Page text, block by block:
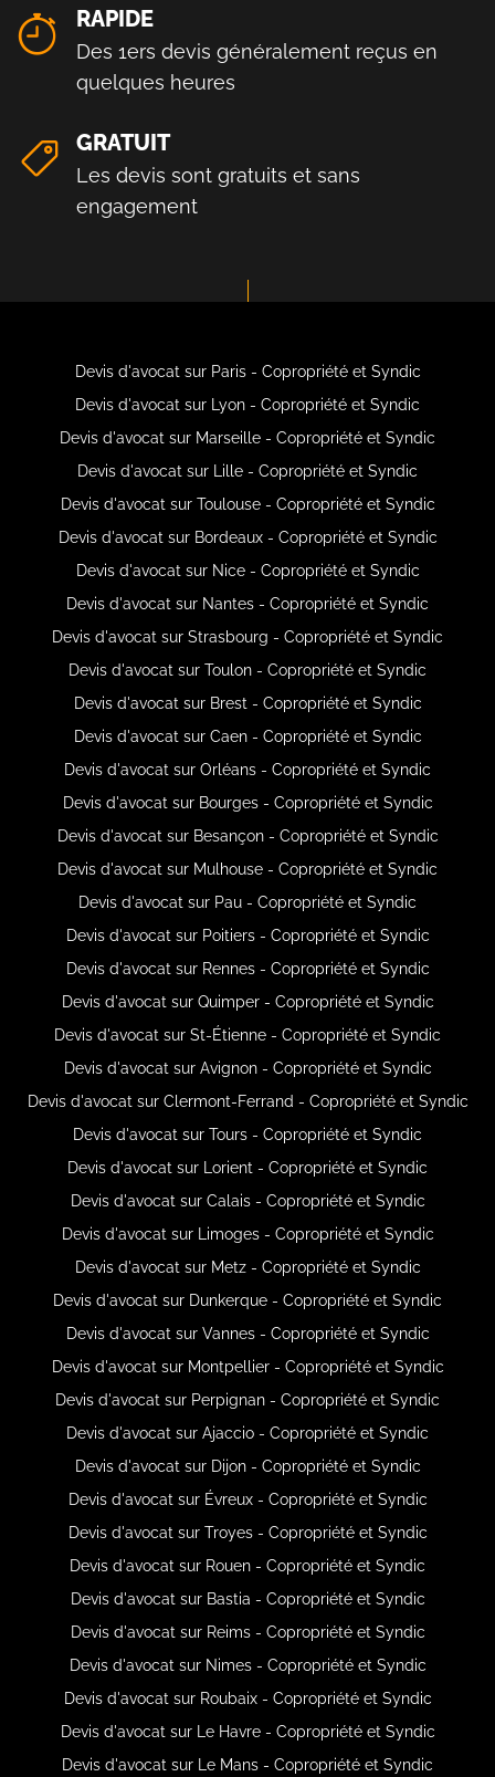
RAPIDE
Des 1ers devis généralement reçus en
quelques heures
GRATUIT
Les devis sont gratuits et sans
engagement
Devis d'avocat sur Paris - Copropriété et Syndic
Devis d'avocat sur Lyon - Copropriété et Syndic
Devis d'avocat sur Marseille - Copropriété et Syndic
Devis d'avocat sur Lille - Copropriété et Syndic
Devis d'avocat sur Toulouse - Copropriété et Syndic
Devis d'avocat sur Bordeaux - Copropriété et Syndic
Devis d'avocat sur Nice - Copropriété et Syndic
Devis d'avocat sur Nantes - Copropriété et Syndic
Devis d'avocat sur Strasbourg - Copropriété et Syndic
Devis d'avocat sur Toulon - Copropriété et Syndic
Devis d'avocat sur Brest - Copropriété et Syndic
Devis d'avocat sur Caen - Copropriété et Syndic
Devis d'avocat sur Orléans - Copropriété et Syndic
Devis d'avocat sur Bourges - Copropriété et Syndic
Devis d'avocat sur Besançon - Copropriété et Syndic
Devis d'avocat sur Mulhouse - Copropriété et Syndic
Devis d'avocat sur Pau - Copropriété et Syndic
Devis d'avocat sur Poitiers - Copropriété et Syndic
Devis d'avocat sur Rennes - Copropriété et Syndic
Devis d'avocat sur Quimper - Copropriété et Syndic
Devis d'avocat sur St-Étienne - Copropriété et Syndic
Devis d'avocat sur Avignon - Copropriété et Syndic
Devis d'avocat sur Clermont-Ferrand - Copropriété et Syndic
Devis d'avocat sur Tours - Copropriété et Syndic
Devis d'avocat sur Lorient - Copropriété et Syndic
Devis d'avocat sur Calais - Copropriété et Syndic
Devis d'avocat sur Limoges - Copropriété et Syndic
Devis d'avocat sur Metz - Copropriété et Syndic
Devis d'avocat sur Dunkerque - Copropriété et Syndic
Devis d'avocat sur Vannes - Copropriété et Syndic
Devis d'avocat sur Montpellier - Copropriété et Syndic
Devis d'avocat sur Perpignan - Copropriété et Syndic
Devis d'avocat sur Ajaccio - Copropriété et Syndic
Devis d'avocat sur Dijon - Copropriété et Syndic
Devis d'avocat sur Évreux - Copropriété et Syndic
Devis d'avocat sur Troyes - Copropriété et Syndic
Devis d'avocat sur Rouen - Copropriété et Syndic
Devis d'avocat sur Bastia - Copropriété et Syndic
Devis d'avocat sur Reims - Copropriété et Syndic
Devis d'avocat sur Nimes - Copropriété et Syndic
Devis d'avocat sur Roubaix - Copropriété et Syndic
Devis d'avocat sur Le Havre - Copropriété et Syndic
Devis d'avocat sur Le Mans - Copropriété et Syndic